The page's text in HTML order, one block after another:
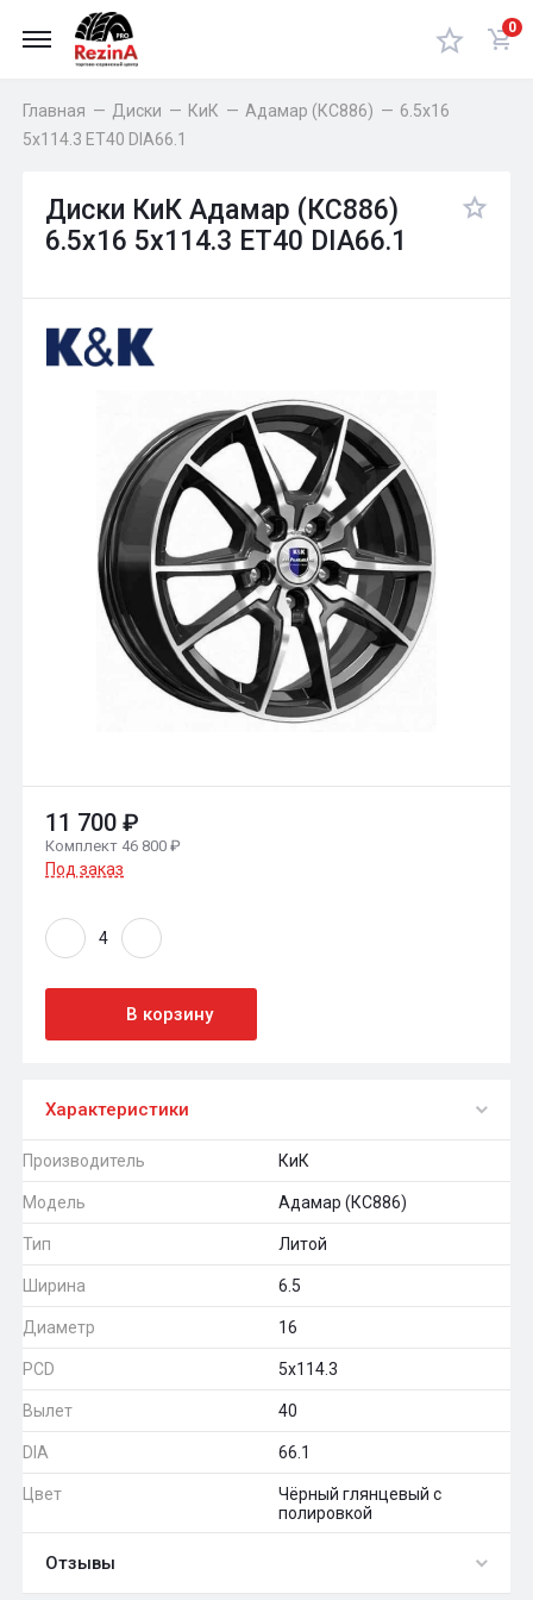
0
Главная — Диски — КиК — Адамар (КС886) — 6.5x16
5x114.3 ET40 DIA66.1
Диски КиК Адамар (КС886)
6.5x16 5x114.3 ET40 DIA66.1
11 700 ₽
Комплект 46 800 ₽
Под заказ
В корзину
Характеристики
Производитель КиК
Модель Адамар (КС886)
Тип Литой
Ширина 6.5
Диаметр 16
PCD 5x114.3
Вылет 40
DIA 66.1
Цвет
Чёрный глянцевый с
полировкой
Отзывы